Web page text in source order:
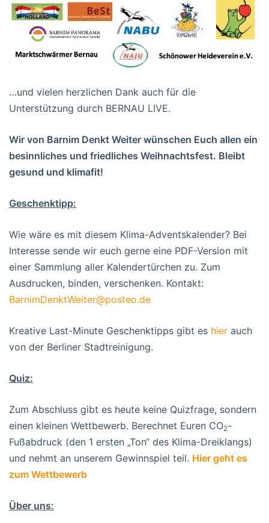
…und vielen herzlichen Dank auch für die
Unterstützung durch BERNAU LIVE.
Wir von Barnim Denkt Weiter wünschen Euch allen ein
besinnliches und friedliches Weihnachtsfest. Bleibt
gesund und klimafit!
Geschenktipp:
Wie wäre es mit diesem Klima-Adventskalender? Bei
Interesse sende wir euch gerne eine PDF-Version mit
einer Sammlung aller Kalendertürchen zu. Zum
Ausdrucken, binden, verschenken. Kontakt:
BarnimDenktWeiter@posteo.de
Kreative Last-Minute Geschenktipps gibt es hier auch
von der Berliner Stadtreinigung.
Quiz:
Zum Abschluss gibt es heute keine Quizfrage, sondern
einen kleinen Wettbewerb. Berechnet Euren CO2-
Fußabdruck (den 1 ersten „Ton“ des Klima-Dreiklangs)
und nehmt an unserem Gewinnspiel teil. Hier geht es
zum Wettbewerb
Über uns: